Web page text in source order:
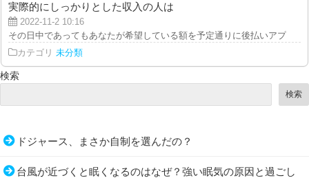
実際的にしっかりとした収入の人は
2022-11-2 10:16
その日中であってもあなたが希望している額を予定通りに後払いアプリ現
カテゴリ 未分類
検索
検索
ドジャース、まさか自制を選んだの？
台風が近づくと眠くなるのはなぜ？強い眠気の原因と過ごし